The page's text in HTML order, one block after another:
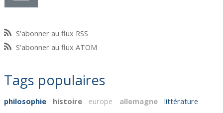
S'abonner au flux RSS
S'abonner au flux ATOM
Tags populaires
philosophie histoire europe allemagne
littérature